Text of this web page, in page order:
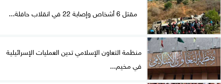
مقتل 6 أشخاص وإصابة 22 في انقلاب حافلة...
منظمة التعاون الإسلامي تدين العمليات الإسرائيلية
في مخيم...